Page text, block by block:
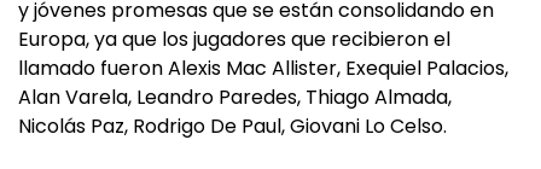
y jóvenes promesas que se están consolidando en
Europa, ya que los jugadores que recibieron el
llamado fueron Alexis Mac Allister, Exequiel Palacios,
Alan Varela, Leandro Paredes, Thiago Almada,
Nicolás Paz, Rodrigo De Paul, Giovani Lo Celso.